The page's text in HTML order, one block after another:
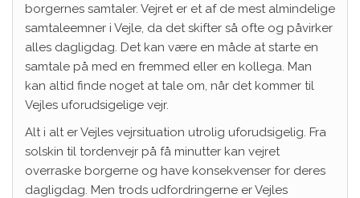
borgernes samtaler. Vejret er et af de mest almindelige
samtaleemner i Vejle, da det skifter så ofte og påvirker
alles dagligdag. Det kan være en måde at starte en
samtale på med en fremmed eller en kollega. Man
kan altid finde noget at tale om, når det kommer til
Vejles uforudsigelige vejr.
Alt i alt er Vejles vejrsituation utrolig uforudsigelig. Fra
solskin til tordenvejr på få minutter kan vejret
overraske borgerne og have konsekvenser for deres
dagligdag. Men trods udfordringerne er Vejles